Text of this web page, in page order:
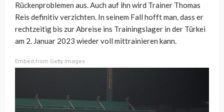
Rückenproblemen aus. Auch auf ihn wird Trainer Thomas
Reis definitiv verzichten. In seinem Fall hofft man, dass er
rechtzeitig bis zur Abreise ins Trainingslager in der Türkei
am 2. Januar 2023 wieder voll mittrainieren kann.
Embed from Getty Images